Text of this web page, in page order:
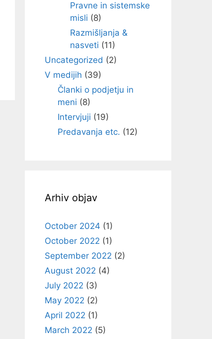
Pravne in sistemske
misli (8)
Razmišljanja &
nasveti (11)
Uncategorized (2)
V medijih (39)
Članki o podjetju in
meni (8)
Intervjuji (19)
Predavanja etc. (12)
Arhiv objav
October 2024 (1)
October 2022 (1)
September 2022 (2)
August 2022 (4)
July 2022 (3)
May 2022 (2)
April 2022 (1)
March 2022 (5)